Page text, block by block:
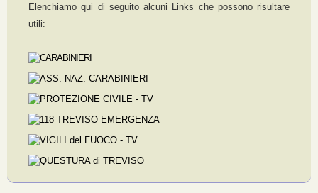
Elenchiamo qui di seguito alcuni Links che possono risultare
utili:
CARABINIERI
ASS. NAZ. CARABINIERI
PROTEZIONE CIVILE - TV
118 TREVISO EMERGENZA
VIGILI del FUOCO - TV
QUESTURA di TREVISO